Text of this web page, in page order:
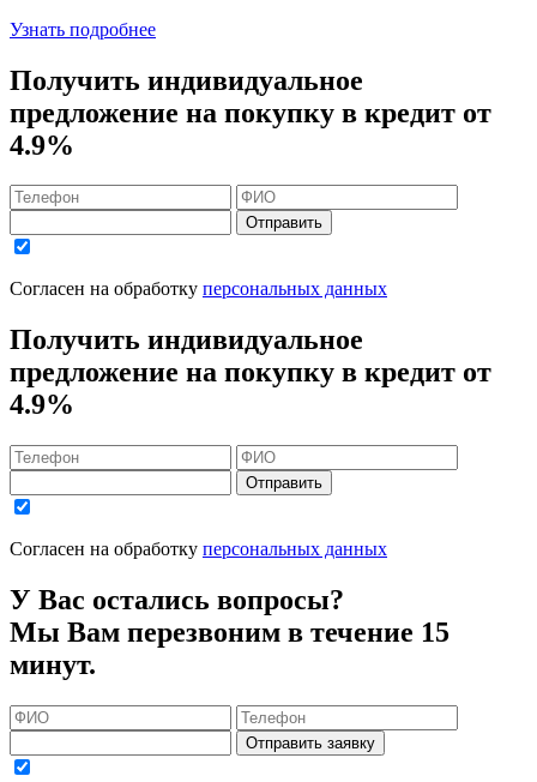
Узнать подробнее
Получить индивидуальное
предложение на покупку в кредит от
4.9%
Отправить
Согласен на обработку персональных данных
Получить индивидуальное
предложение на покупку в кредит от
4.9%
Отправить
Согласен на обработку персональных данных
У Вас остались вопросы?
Мы Вам перезвоним в течение 15
минут.
Отправить заявку